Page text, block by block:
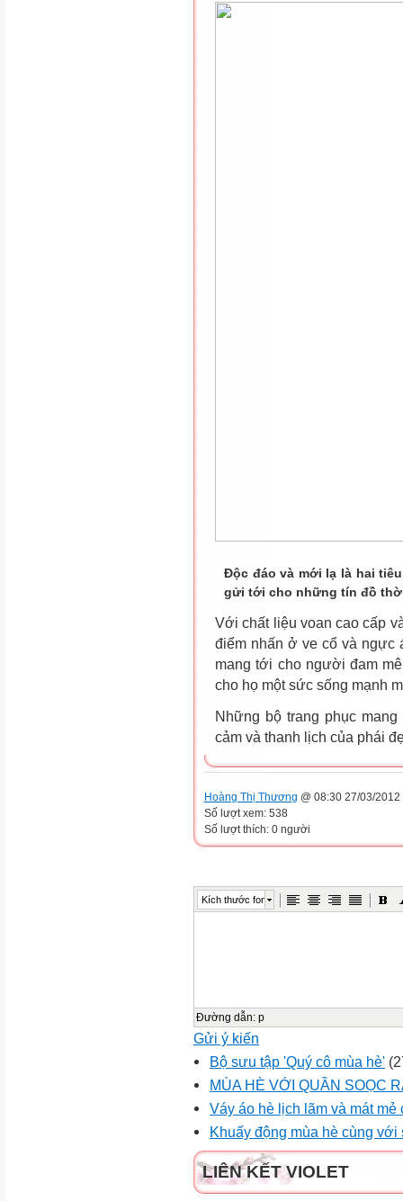
Độc đáo và mới lạ là hai
gửi tới cho những tín đồ
Với chất liệu voan cao cấp
điểm nhấn ở ve cổ và ngực
mang tới cho người đam
cho họ một sức sống mạnh
Những bộ trang phục
cảm và thanh lịch của phái
Hoàng Thị Thương @ 08:30 27/03/2012
Số lượt xem: 538
Số lượt thích: 0 người
Kích thước font
Đường dẫn: p
Gửi ý kiến
Bộ sưu tập 'Quý cô mùa hè'
MÙA HÈ VỚI QUẦN SOỌC
Váy áo hè lịch lãm và mát mẻ
Khuấy động mùa hè cùng với
LIÊN KẾT VIOLET